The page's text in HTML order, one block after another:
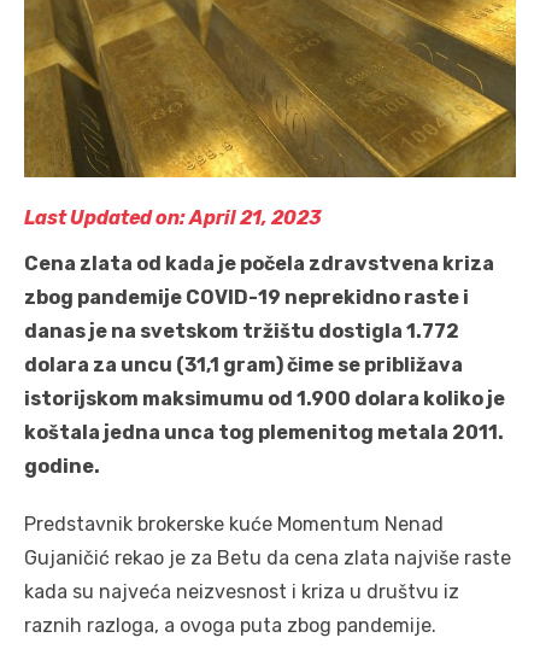
Last Updated on: April 21, 2023
Cena zlata od kada je počela zdravstvena kriza
zbog pandemije COVID-19 neprekidno raste i
danas je na svetskom tržištu dostigla 1.772
dolara za uncu (31,1 gram) čime se približava
istorijskom maksimumu od 1.900 dolara koliko je
koštala jedna unca tog plemenitog metala 2011.
godine.
Predstavnik brokerske kuće Momentum Nenad
Gujaničić rekao je za Betu da cena zlata najviše raste
kada su najveća neizvesnost i kriza u društvu iz
raznih razloga, a ovoga puta zbog pandemije.